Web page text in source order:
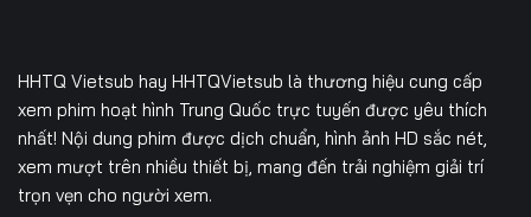
HHTQ Vietsub hay HHTQVietsub là thương hiệu cung cấp
xem phim hoạt hình Trung Quốc trực tuyến được yêu thích
nhất! Nội dung phim được dịch chuẩn, hình ảnh HD sắc nét,
xem mượt trên nhiều thiết bị, mang đến trải nghiệm giải trí
trọn vẹn cho người xem.